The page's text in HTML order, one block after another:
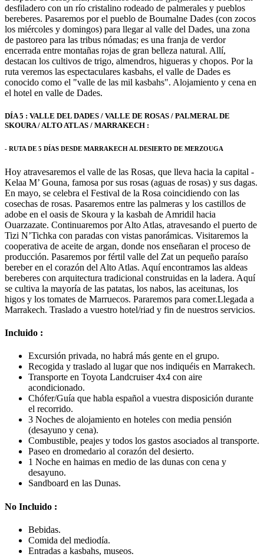
desfiladero con un río cristalino rodeado de palmerales y pueblos
bereberes. Pasaremos por el pueblo de Boumalne Dades (con zocos
los miércoles y domingos) para llegar al valle del Dades, una zona
de pastoreo para las tribus nómadas; es una franja de verdor
encerrada entre montañas rojas de gran belleza natural. Allí,
destacan los cultivos de trigo, almendros, higueras y chopos. Por la
ruta veremos las espectaculares kasbahs, el valle de Dades es
conocido como el "valle de las mil kasbahs". Alojamiento y cena en
el hotel en valle de Dades.
DÍA 5 : VALLE DEL DADES / VALLE DE ROSAS / PALMERAL DE
SKOURA / ALTO ATLAS / MARRAKECH :
- RUTA DE 5 DÍAS DESDE MARRAKECH AL DESIERTO DE MERZOUGA
Hoy atravesaremos el valle de las Rosas, que lleva hacia la capital -
Kelaa M’ Gouna, famosa por sus rosas (aguas de rosas) y sus dagas.
En mayo, se celebra el Festival de la Rosa coincidiendo con las
cosechas de rosas. Pasaremos entre las palmeras y los castillos de
adobe en el oasis de Skoura y la kasbah de Amridil hacia
Ouarzazate. Continuaremos por Alto Atlas, atravesando el puerto de
Tizi N’Tichka con paradas con vistas panorámicas. Visitaremos la
cooperativa de aceite de argan, donde nos enseñaran el proceso de
producción. Pasaremos por fértil valle del Zat un pequeño paraíso
bereber en el corazón del Alto Atlas. Aquí encontramos las aldeas
bereberes con arquitectura tradicional construidas en la ladera. Aquí
se cultiva la mayoría de las patatas, los nabos, las aceitunas, los
higos y los tomates de Marruecos. Pararemos para comer.Llegada a
Marrakech. Traslado a vuestro hotel/riad y fin de nuestros servicios.
Incluido :
Excursión privada, no habrá más gente en el grupo.
Recogida y traslado al lugar que nos indiquéis en Marrakech.
Transporte en Toyota Landcruiser 4x4 con aire
acondicionado.
Chófer/Guía que habla español a vuestra disposición durante
el recorrido.
3 Noches de alojamiento en hoteles con media pensión
(desayuno y cena).
Combustible, peajes y todos los gastos asociados al transporte.
Paseo en dromedario al corazón del desierto.
1 Noche en haimas en medio de las dunas con cena y
desayuno.
Sandboard en las Dunas.
No Incluido :
Bebidas.
Comida del mediodía.
Entradas a kasbahs, museos.